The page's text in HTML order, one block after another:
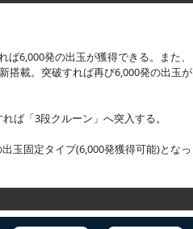
6,000発の出玉が獲得できる。また、
搭載。突破すれば再び6,000発の出玉が
ば「3段クルーン」へ突入する。
玉固定タイプ(6,000発獲得可能)となっ